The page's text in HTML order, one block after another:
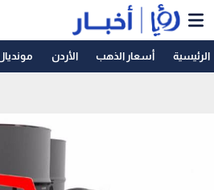
الرئيسية أسعار الذهب الأردن مونديال